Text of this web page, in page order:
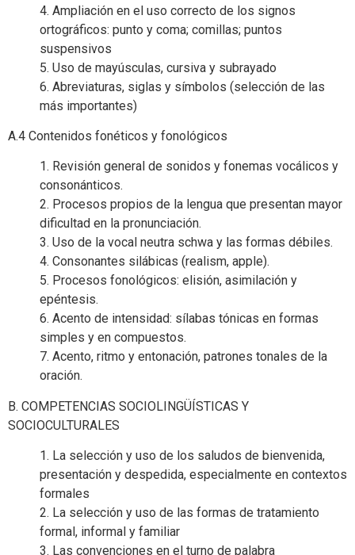
4. Ampliación en el uso correcto de los signos
ortográficos: punto y coma; comillas; puntos
suspensivos
5. Uso de mayúsculas, cursiva y subrayado
6. Abreviaturas, siglas y símbolos (selección de las
más importantes)
A.4 Contenidos fonéticos y fonológicos
1. Revisión general de sonidos y fonemas vocálicos y
consonánticos.
2. Procesos propios de la lengua que presentan mayor
dificultad en la pronunciación.
3. Uso de la vocal neutra schwa y las formas débiles.
4. Consonantes silábicas (realism, apple).
5. Procesos fonológicos: elisión, asimilación y
epéntesis.
6. Acento de intensidad: sílabas tónicas en formas
simples y en compuestos.
7. Acento, ritmo y entonación, patrones tonales de la
oración.
B. COMPETENCIAS SOCIOLINGÜÍSTICAS Y
SOCIOCULTURALES
1. La selección y uso de los saludos de bienvenida,
presentación y despedida, especialmente en contextos
formales
2. La selección y uso de las formas de tratamiento
formal, informal y familiar
3. Las convenciones en el turno de palabra